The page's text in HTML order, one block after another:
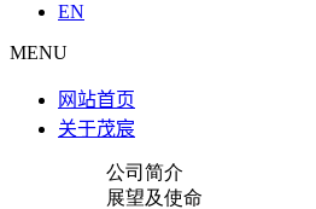
EN
MENU
网站首页
关于茂宸
公司简介
展望及使命